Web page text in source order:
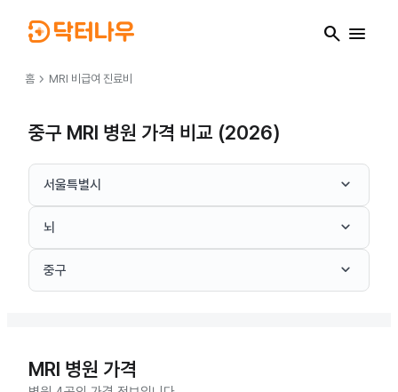
search menu
홈 chevron_right MRI 비급여 진료비
중구 MRI 병원 가격 비교 (2026)
서울특별시 keyboard_arrow_down
뇌 keyboard_arrow_down
중구 keyboard_arrow_down
MRI 병원 가격